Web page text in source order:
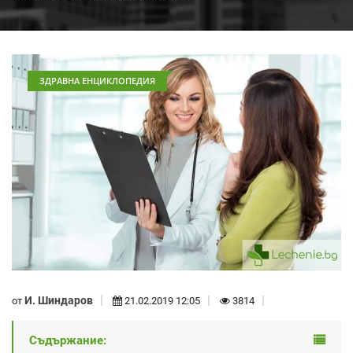
ЗДРАВНА ЕНЦИКЛОПЕДИЯ
от И. Шиндаров 21.02.2019 12:05 3814
Съдържание: